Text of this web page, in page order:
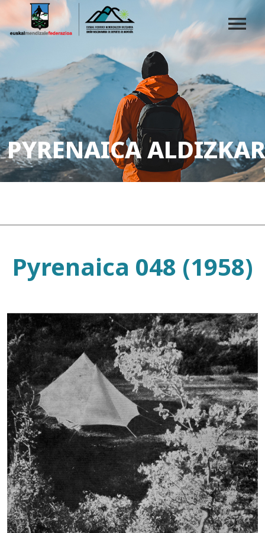
PYRENAICA
Pyrenaica 048 (1958)